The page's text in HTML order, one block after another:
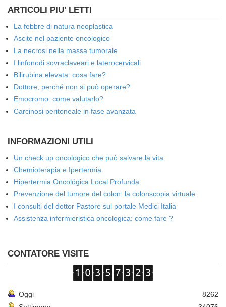
ARTICOLI PIU' LETTI
La febbre di natura neoplastica
Ascite nel paziente oncologico
La necrosi nella massa tumorale
I linfonodi sovraclaveari e laterocervicali
Bilirubina elevata: cosa fare?
Dottore, perché non si può operare?
Emocromo: come valutarlo?
Carcinosi peritoneale in fase avanzata
INFORMAZIONI UTILI
Un check up oncologico che può salvare la vita
Chemioterapia e Ipertermia
Hipertermia Oncológica Local Profunda
Prevenzione del tumore del colon: la colonscopia virtuale
I consulti del dottor Pastore sul portale Medici Italia
Assistenza infermieristica oncologica: come fare ?
CONTATORE VISITE
Oggi
8262